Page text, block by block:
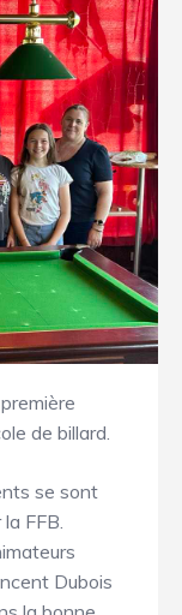
de billard.
se sont
FFB.
Dubois